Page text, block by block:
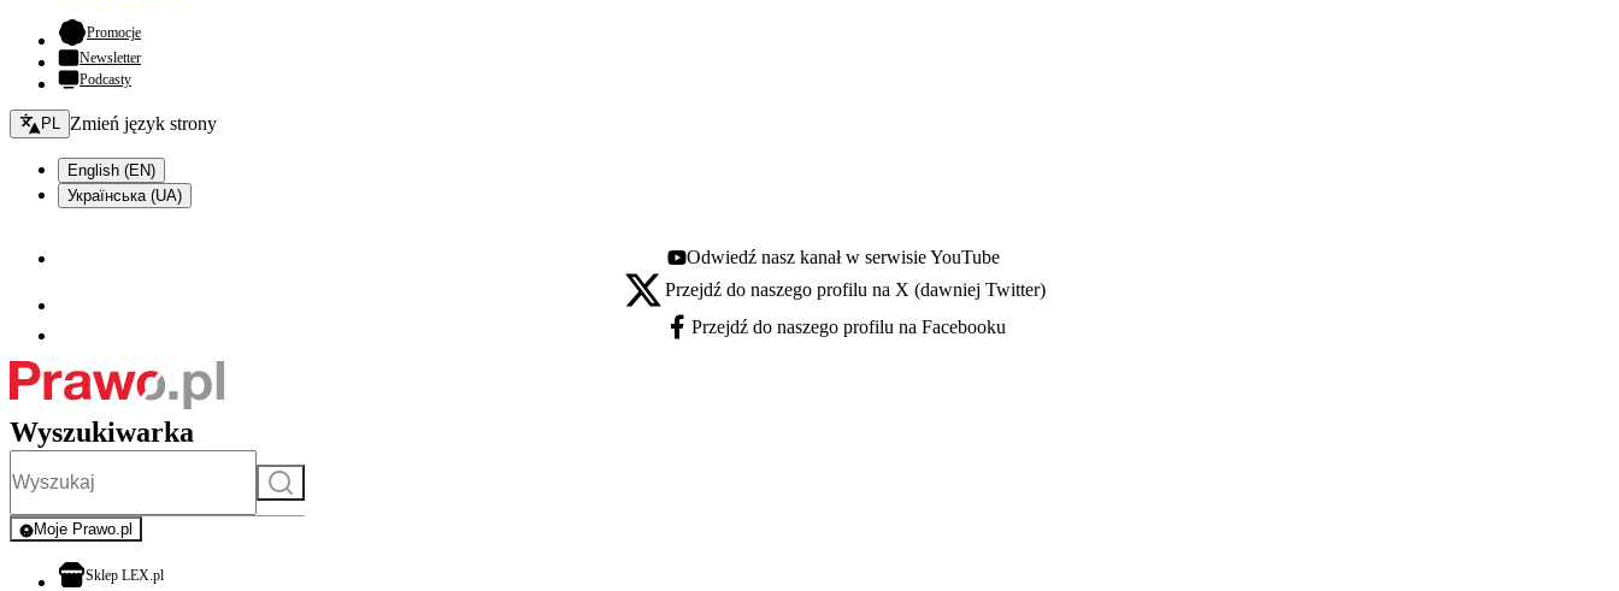
Promocje- otwiera się w nowej karcie
Newsletter
Podcasty
Zmień język - bieżący:
PL Zmień język strony
English (EN)
Українська (UA)
Youtube - otwiera się w nowej karcie
Odwiedź nasz kanał w serwisie YouTube
X - otwiera się w nowej karcie
Przejdź do naszego profilu na X (dawniej Twitter)
Facebook - otwiera się w nowej karcie
Przejdź do naszego profilu na Facebooku
Wyszukiwarka
Szukaj
Moje Prawo.pl
- rejestracja i logowanie do serwisu
Sklep LEX.plotwiera się w nowej karcie